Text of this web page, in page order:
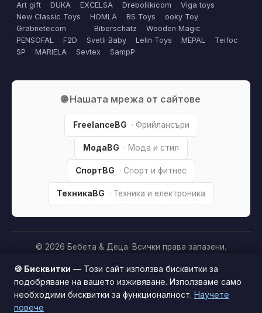
Art gift DUKA EXCELSA Dreboliikicom
Viga toys
New Classic Toys
HOMLA BS Toys
ooky Toy
Grabnetecom
Biberschatz
Wooden Magic
PENSOFAL
F2D Svetli Baby Lelin Toys MEPAL
Teifoc
SP
MARIELA Sevtex SampP
🌐 Нашата мрежа от сайтове
FreelanceBG · Фрийлансъри
МодаBG · Мода и стил
СпортBG · Спорт и фитнес
ТехникаBG · Техника и електроника
© 2026 Бебета & Деца. Всички права запазени.
Партньорско разкриване:
Този сайт е независим и
съдържа партньорски (affiliate) линкове. Когато купите
продукт през тях, може да получим малка комисиона от
това да оскъпява покупката за вас. Това
Този сайт използва бисквитки за по-добро
🍪 Бисквитки — Този сайт използва бисквитки за
подобряване на вашето изживяване. Използваме само
необходими бисквитки за функционалност. Научете
повече